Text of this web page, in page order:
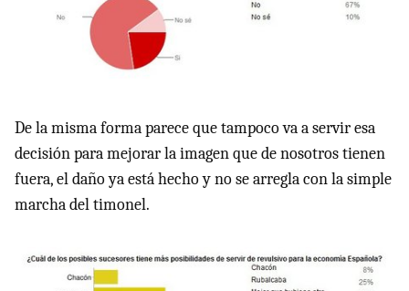
De la misma forma parece que tampoco va a servir esa
decisión para mejorar la imagen que de nosotros tienen
fuera, el daño ya está hecho y no se arregla con la simple
marcha del timonel.